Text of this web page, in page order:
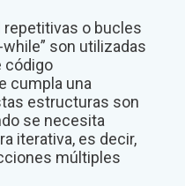
o bucles
while” son utilizadas
código
cumpla una
estructuras son
se necesita
iterativa, es decir,
múltiples